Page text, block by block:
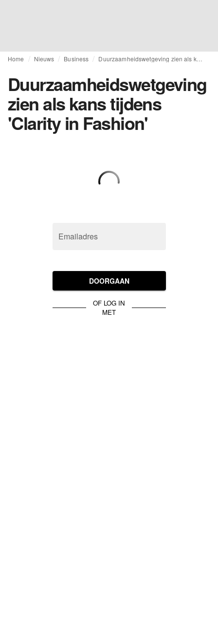
Home Nieuws Business Duurzaamheidswetgeving zien als kans tijdens 'Clarity in Fashion'
Duurzaamheidswetgeving
zien als kans tijdens
'Clarity in Fashion'
Emailadres
DOORGAAN
OF LOG IN
MET